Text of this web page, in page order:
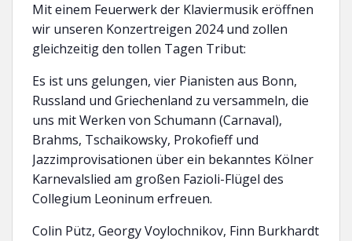
Mit einem Feuerwerk der Klaviermusik eröffnen
wir unseren Konzertreigen 2024 und zollen
gleichzeitig den tollen Tagen Tribut:
Es ist uns gelungen, vier Pianisten aus Bonn,
Russland und Griechenland zu versammeln, die
uns mit Werken von Schumann (Carnaval),
Brahms, Tschaikowsky, Prokofieff und
Jazzimprovisationen über ein bekanntes Kölner
Karnevalslied am großen Fazioli-Flügel des
Collegium Leoninum erfreuen.
Colin Pütz, Georgy Voylochnikov, Finn Burkhardt